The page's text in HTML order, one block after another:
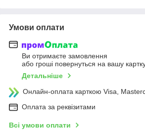
Умови оплати
Ви отримаєте замовлення
або гроші повернуться на вашу
Детальніше
Онлайн-оплата карткою Visa,
Оплата за реквізитами
Всі умови оплати